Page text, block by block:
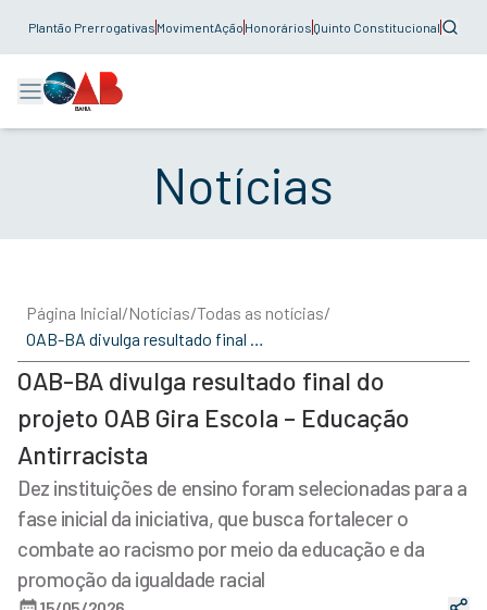
Plantão Prerrogativas MovimentAção Honorários Quinto Constitucional
Notícias
Página Inicial/Notícias/Todas as notícias/
OAB-BA divulga resultado final do
projeto OAB Gira Escola – Educação
Antirracista
Dez instituições de ensino foram selecionadas para a
fase inicial da iniciativa, que busca fortalecer o
combate ao racismo por meio da educação e da
promoção da igualdade racial